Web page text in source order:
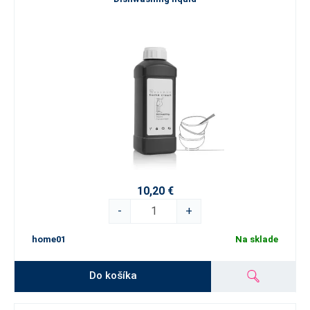
Vyvážená kombinácia účinnosti a šetrnosti
Home Cleanbol vyvinutý poprednými
odborníkmi s použitím pokročilých technológií a moderných
trendov v oblasti upratovania. Produkty sú dermatologicky
testované, vhodné na každodenné použitie, a zároveň bezpečné
pre životné prostredie. Neobsahujú fosfáty ani agresívne
Home Clean
10,20 €
-
+
home01 Na sklade
Do košíka